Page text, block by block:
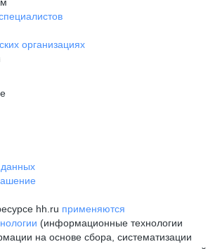
организациях
hh.ru применяются
(информационные технологии
на основе сбора, систематизации